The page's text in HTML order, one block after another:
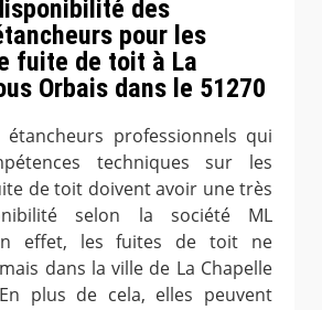
des
pour les
fuite de toit à La
Orbais dans le 51270
étancheurs professionnels qui
techniques sur les
de toit doivent avoir une très
selon la société ML
effet, les fuites de toit ne
dans la ville de La Chapelle
plus de cela, elles peuvent